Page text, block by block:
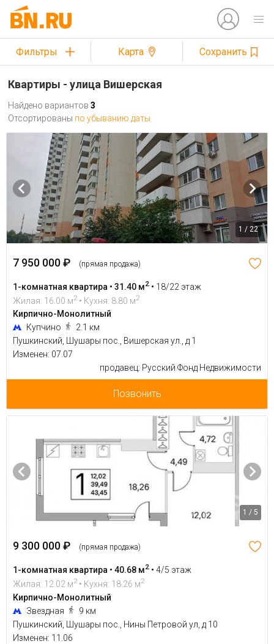
Фильтры Карта Сохранить
Квартиры - улица Вишерская
Найдено вариантов 3
Отсортированы по убыванию даты
1 / 22
7 950 000 ₽ (прямая продажа)
1-комнатная квартира • 31.40 м2 • 18/22 этаж
Жилая: 16.00 м2 • Кухня: 8.80 м2
Кирпично-Монолитный
Купчино
2.1 км
Пушкинский, Шушары пос., Вишерская ул., д 1
Изменен: 07.07
продавец: Русский Фонд Недвижимости
Позвонить
1 / 5
9 300 000 ₽ (прямая продажа)
1-комнатная квартира • 40.68 м2 • 4/5 этаж
Жилая: 12.02 м2 • Кухня: 18.26 м2
Кирпично-Монолитный
Звездная
9 км
Пушкинский, Шушары пос., Нины Петровой ул, д 10
Изменен: 11.06